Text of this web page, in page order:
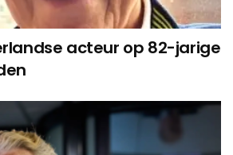
acteur op 82-jarige